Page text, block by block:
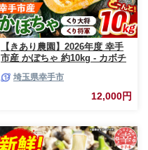
【きあり農園】2026年度 幸手
市産 かぼちゃ 約10kg - カボチ
直送 野菜 ベジタブル 美味しい
おいしい 緑黄色野菜 大容量 国
産 おすすめ 送料無料 埼玉県 幸
埼玉県幸手市
12,000円